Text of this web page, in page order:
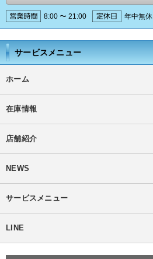
8:00 〜 21:00 年中無休
サービスメニュー
ホーム
在庫情報
店舗紹介
NEWS
サービスメニュー
LINE